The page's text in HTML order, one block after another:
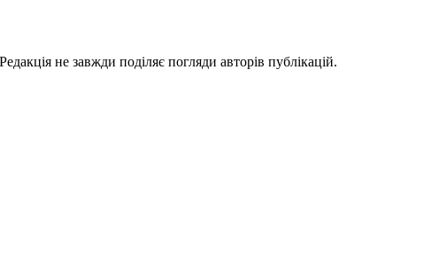
не завжди поділяє погляди авторів публікацій.